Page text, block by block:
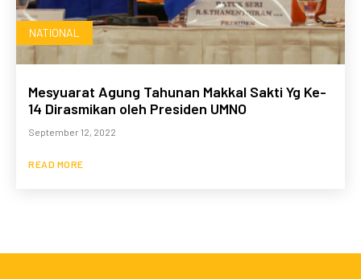
NATIONAL
Mesyuarat Agung Tahunan Makkal Sakti Yg Ke-
14 Dirasmikan oleh Presiden UMNO
September 12, 2022
READ MORE